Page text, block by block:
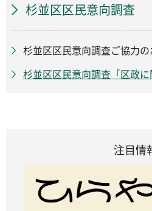
杉並区区民意向調査
杉並区区民意向調査ご協力
杉並区区民意向調査「区政に
注目情